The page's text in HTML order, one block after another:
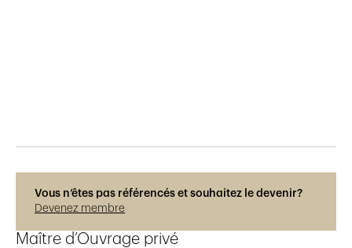
Vous n’êtes pas référencés et souhaitez le devenir?
Devenez membre
Maître d’Ouvrage privé